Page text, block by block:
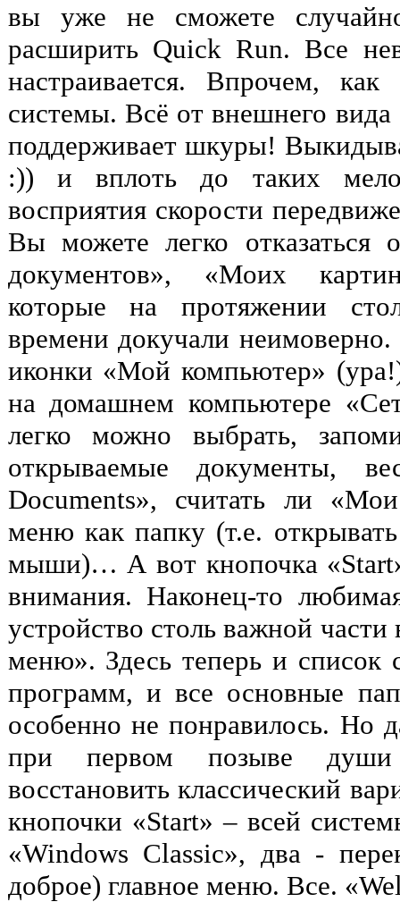
вы уже не сможете
расширить Quick Run. Все
настраивается. Впрочем,
системы. Всё от внешнего
поддерживает шкуры!
:)) и вплоть до таких
восприятия скорости
Вы можете легко отказаться
документов», «Моих
которые на протяжении
времени докучали неимоверно.
иконки «Мой компьютер»
на домашнем компьютере
легко можно выбрать,
открываемые документы,
Documents», считать ли
меню как папку (т.е.
мыши)… А вот кнопочка «Start»
внимания. Наконец-то
устройство столь важной
меню». Здесь теперь и список
программ, и все основные
особенно не понравилось. Но
при первом позыве
восстановить классический
кнопочки «Start» – всей
«Windows Classic», два -
доброе) главное меню. Все.